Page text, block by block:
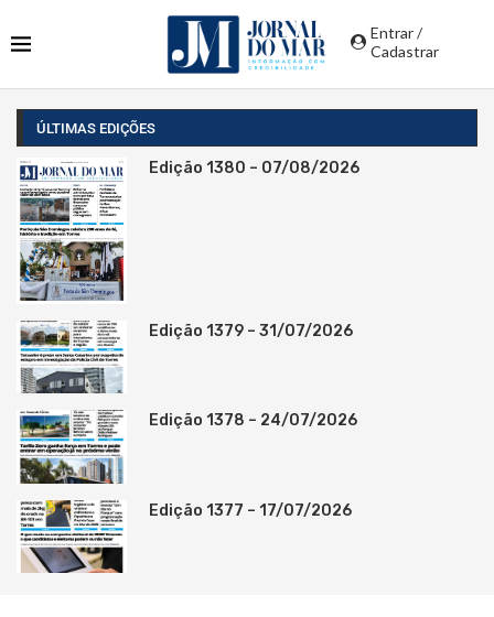
Entrar /
Cadastrar
ÚLTIMAS EDIÇÕES
Edição 1380 – 07/08/2026
Edição 1379 – 31/07/2026
Edição 1378 – 24/07/2026
Edição 1377 – 17/07/2026